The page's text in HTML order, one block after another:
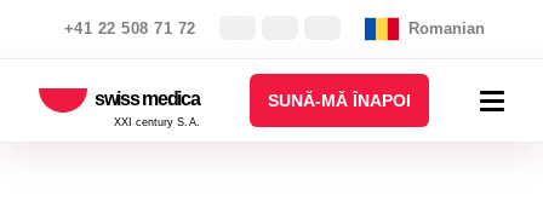
+41 22 508 71 72 Romanian
swiss medica
XXI century S.A.
SUNĂ-MĂ ÎNAPOI